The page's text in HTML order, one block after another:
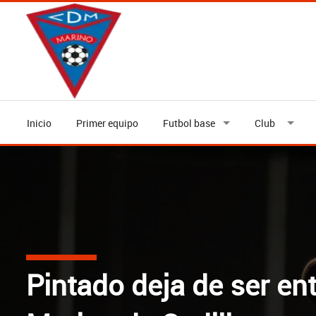
Inicio Primer equipo Futbol base Club
JOSE PAZ, NUEVO
Pintado deja de ser
COMUNICADO